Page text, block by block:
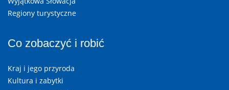
Regiony turystyczne
Co zobaczyć i robić
Kraj i jego przyroda
Kultura i zabytki